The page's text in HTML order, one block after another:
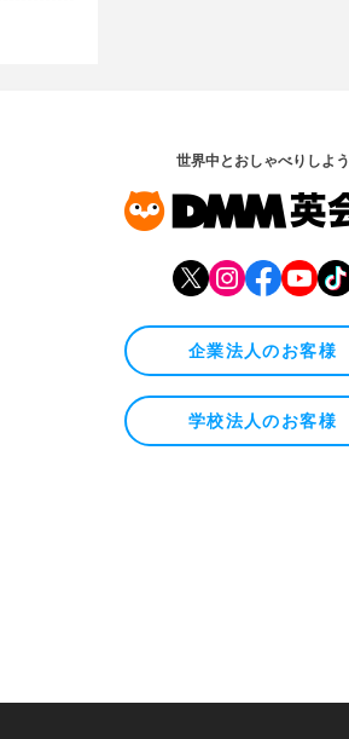
世界中とおしゃべりしよう
企業法人のお客様
学校法人のお客様